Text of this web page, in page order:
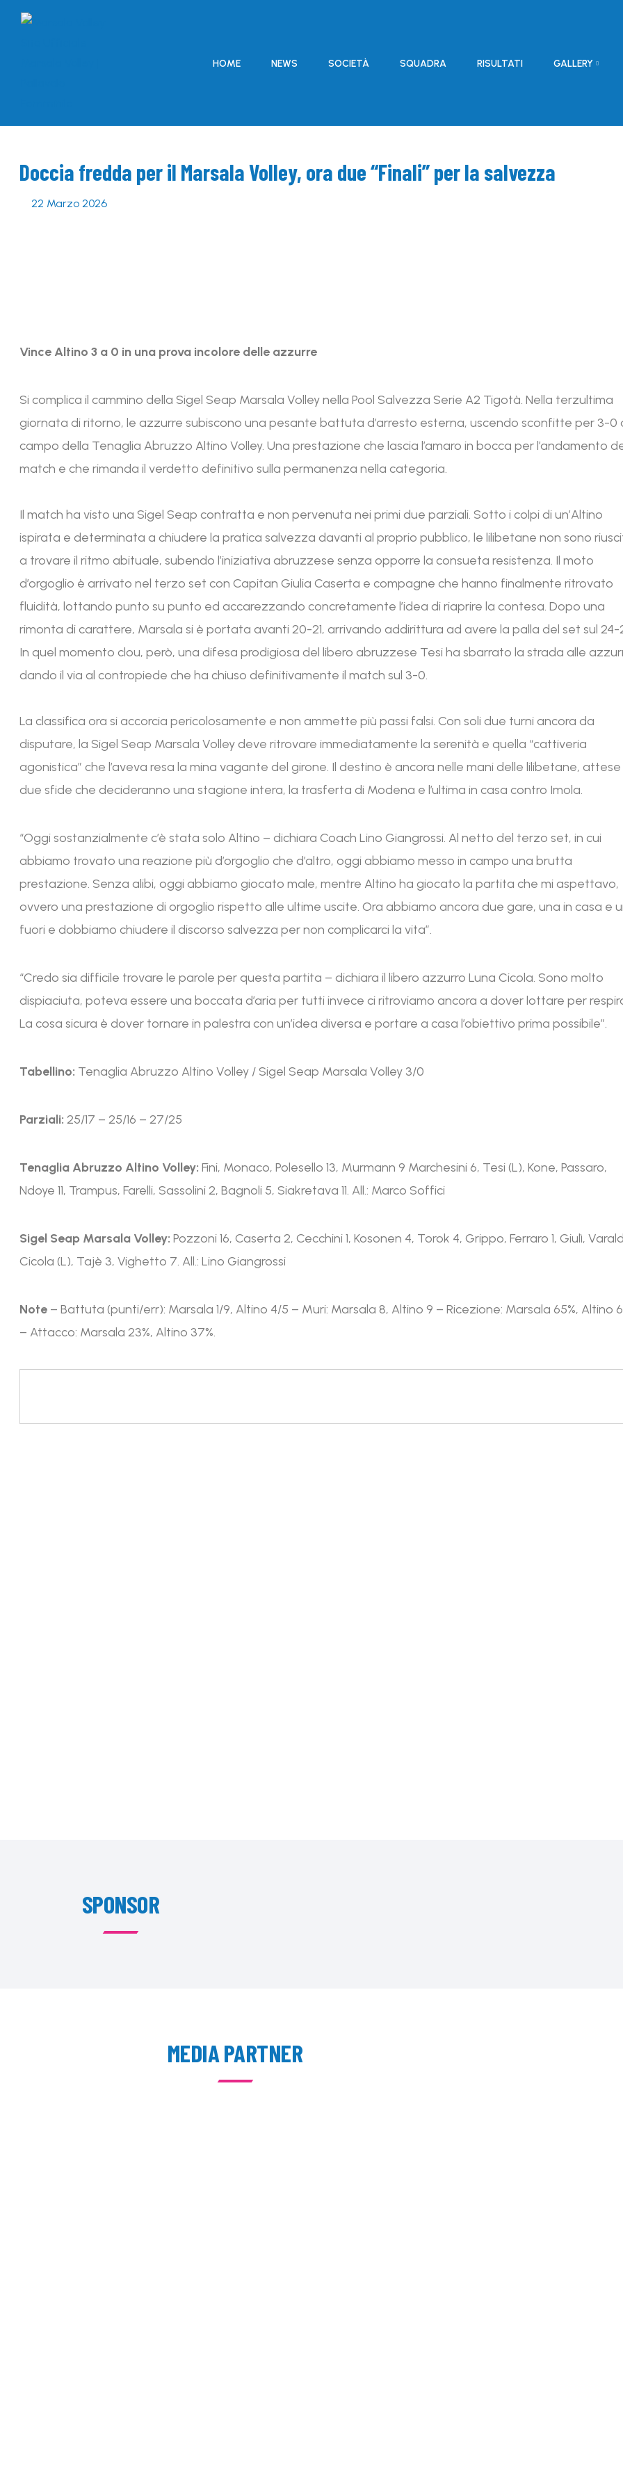
HOME NEWS SOCIETÀ SQUADRA RISULTATI GALLERY
Doccia fredda per il Marsala Volley, ora due “Finali” per la salvezza
22 Marzo 2026
Vince Altino 3 a 0 in una prova incolore delle azzurre
Si complica il cammino della Sigel Seap Marsala Volley nella Pool Salvezza Serie A2 Tigotà. Nella terzultima
giornata di ritorno, le azzurre subiscono una pesante battuta d’arresto esterna, uscendo sconfitte per 3-0
campo della Tenaglia Abruzzo Altino Volley. Una prestazione che lascia l’amaro in bocca per l’andamento
match e che rimanda il verdetto definitivo sulla permanenza nella categoria.
Il match ha visto una Sigel Seap contratta e non pervenuta nei primi due parziali. Sotto i colpi di un’Altino
ispirata e determinata a chiudere la pratica salvezza davanti al proprio pubblico, le lilibetane non sono
a trovare il ritmo abituale, subendo l’iniziativa abruzzese senza opporre la consueta resistenza. Il moto
d’orgoglio è arrivato nel terzo set con Capitan Giulia Caserta e compagne che hanno finalmente ritrovato
fluidità, lottando punto su punto ed accarezzando concretamente l’idea di riaprire la contesa. Dopo una
rimonta di carattere, Marsala si è portata avanti 20-21, arrivando addirittura ad avere la palla del set sul 24-
In quel momento clou, però, una difesa prodigiosa del libero abruzzese Tesi ha sbarrato la strada alle
dando il via al contropiede che ha chiuso definitivamente il match sul 3-0.
La classifica ora si accorcia pericolosamente e non ammette più passi falsi. Con soli due turni ancora da
disputare, la Sigel Seap Marsala Volley deve ritrovare immediatamente la serenità e quella “cattiveria
agonistica” che l’aveva resa la mina vagante del girone. Il destino è ancora nelle mani delle lilibetane,
due sfide che decideranno una stagione intera, la trasferta di Modena e l’ultima in casa contro Imola.
“Oggi sostanzialmente c’è stata solo Altino – dichiara Coach Lino Giangrossi. Al netto del terzo set, in cui
abbiamo trovato una reazione più d’orgoglio che d’altro, oggi abbiamo messo in campo una brutta
prestazione. Senza alibi, oggi abbiamo giocato male, mentre Altino ha giocato la partita che mi aspettavo,
ovvero una prestazione di orgoglio rispetto alle ultime uscite. Ora abbiamo ancora due gare, una in casa e
fuori e dobbiamo chiudere il discorso salvezza per non complicarci la vita”.
“Credo sia difficile trovare le parole per questa partita – dichiara il libero azzurro Luna Cicola. Sono molto
dispiaciuta, poteva essere una boccata d’aria per tutti invece ci ritroviamo ancora a dover lottare per
La cosa sicura è dover tornare in palestra con un’idea diversa e portare a casa l’obiettivo prima possibile”.
Tabellino: Tenaglia Abruzzo Altino Volley / Sigel Seap Marsala Volley 3/0
Parziali: 25/17 – 25/16 – 27/25
Tenaglia Abruzzo Altino Volley: Fini, Monaco, Polesello 13, Murmann 9 Marchesini 6, Tesi (L), Kone, Passaro,
Ndoye 11, Trampus, Farelli, Sassolini 2, Bagnoli 5, Siakretava 11. All.: Marco Soffici
Sigel Seap Marsala Volley: Pozzoni 16, Caserta 2, Cecchini 1, Kosonen 4, Torok 4, Grippo, Ferraro 1, Giulì,
Cicola (L), Tajè 3, Vighetto 7. All.: Lino Giangrossi
Note – Battuta (punti/err): Marsala 1/9, Altino 4/5 – Muri: Marsala 8, Altino 9 – Ricezione: Marsala 65%, Altino
– Attacco: Marsala 23%, Altino 37%.
SPONSOR
MEDIA PARTNER